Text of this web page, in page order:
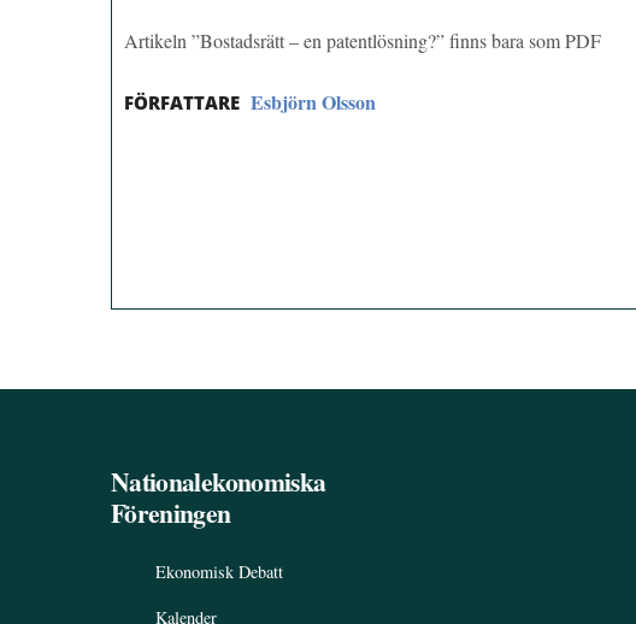
Artikeln ”Bostadsrätt – en patentlösning?” finns bara som PDF
FÖRFATTARE Esbjörn Olsson
Nationalekonomiska
Föreningen
Ekonomisk Debatt
Kalender